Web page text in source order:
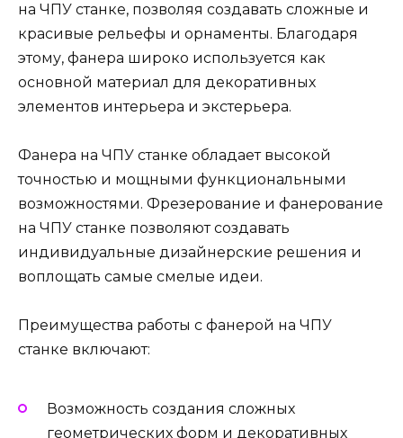
на ЧПУ станке, позволяя создавать сложные и
красивые рельефы и орнаменты. Благодаря
этому, фанера широко используется как
основной материал для декоративных
элементов интерьера и экстерьера.
Фанера на ЧПУ станке обладает высокой
точностью и мощными функциональными
возможностями. Фрезерование и фанерование
на ЧПУ станке позволяют создавать
индивидуальные дизайнерские решения и
воплощать самые смелые идеи.
Преимущества работы с фанерой на ЧПУ
станке включают:
Возможность создания сложных
геометрических форм и декоративных